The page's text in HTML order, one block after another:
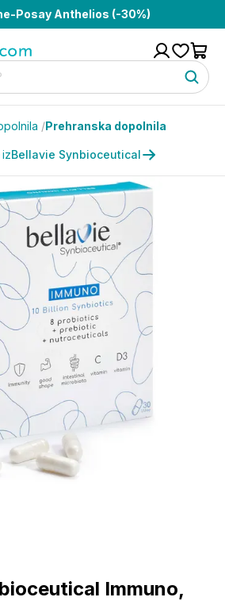
Posay Anthelios (-30%)
/Prehranska dopolnila
Bellavie Synbioceutical
Immuno,